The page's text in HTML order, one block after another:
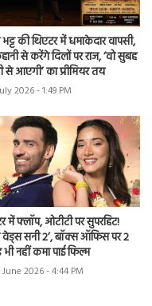
की थिएटर में धमाकेदार वापसी,
से करेंगे दिलों पर राज, ‘वो सुबह
से आएगी’ का प्रीमियर तय
2026 - 1:49 PM
में फ्लॉप, ओटीटी पर सुपरहिट!
वेड्स सनी 2’, बॉक्स ऑफिस पर 2
नहीं कमा पाई फिल्म
2026 - 4:44 PM